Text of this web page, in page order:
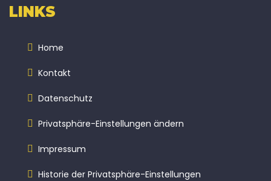
LINKS
Home
Kontakt
Datenschutz
Privatsphäre-Einstellungen ändern
Impressum
Historie der Privatsphäre-Einstellungen